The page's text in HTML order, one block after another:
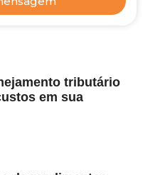
tributário
em sua